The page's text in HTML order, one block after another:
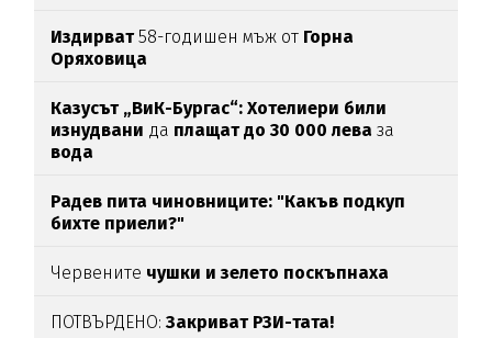
Издирват58-годишен мъж от Горна
Оряховица
Казусът „ВиК-Бургас“: Хотелиери били
изнудвани да плащат до 30 000 лева за
вода
Радев пита чиновниците: "Какъв подкуп
бихте приели?"
Червените чушки и зелето поскъпнаха
ПОТВЪРДЕНО:Закриват РЗИ-тата!